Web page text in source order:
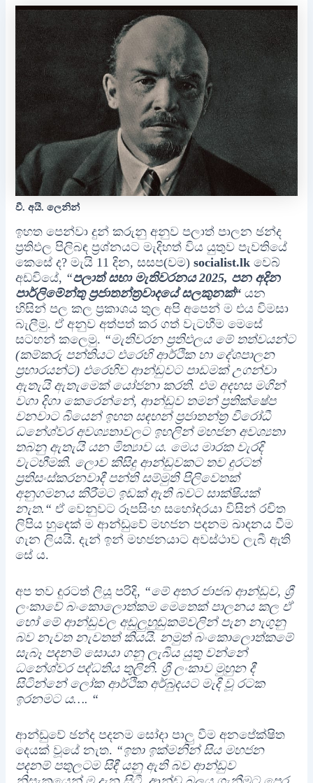
වී. අයි. ලෙනින්
ඉහත පෙන්වා දුන් කරුනු අනුව පලාත් පාලන ඡන්ද
ප්‍රතිඵල පිලිබඳ ප්‍රශ්නයට මැදිහත් විය යුතුව පැවතියේ
කෙසේ ද? මැයි 11 දින, සසප(වම)socialist.lkවෙබ්
අඩවියේ, “පලාත් සභා මැතිවරනය 2025, පන අදින
පාර්ලිමේන්තු ප්‍රජාතන්ත්‍රවාදයේ සලකුනක්“ යන
හිසින් පල කල ප්‍රකාශය තුල අපි අපෙන් ම එය විමසා
බැලීමු. ඒ අනුව අත්පත් කර ගත් වැටහීම මෙසේ
සටහන් කලෙමු. “මැතිවරන ප්‍රතිඵලය මේ තත්වයන්ට
(කම්කරු පන්තියට එරෙහි ආර්ථික හා දේශපාලන
ප්‍රහාරයන්ට) එරෙහිව ආන්ඩුවට පාඩමක් උගන්වා
ඇතැයි ඇතැමෙක් යෝජනා කරති. එම අදහස මගින්
වගා දිගා කෙරෙන්නේ, ආන්ඩුව තමන් ප්‍රතික්ෂේප
වනවාට බියෙන් ඉහත සඳහන් ප්‍රජාතන්ත්‍ර විරෝධී
ධනේශ්වර අවශ්‍යතාවලට ඉහලින් මහජන අවශ්‍යතා
තබනු ඇතැයි යන මිත්‍යාව ය. මෙය මාරක වැරදි
වැටහීමකි. ලොව කිසිදු ආන්ඩුවකට තව දුරටත්
ප්‍රතිසංස්කරනවාදී පන්ති සම්මුති පිලිවෙතක්
අනුගමනය කිරීමට ඉඩක් ඇති බවට සාක්ෂියක්
නැත.“ ඒ වෙනුවට රූපසිංහ සහෝදරයා විසින් රචිත
ලිපිය හුදෙක් ම ආන්ඩුවේ මහජන පදනම ඛාදනය වීම
ගැන ලියයි. දැන් ඉන් මහජනයාට අවස්ථාව ලැබී ඇති
සේ ය.
අප තව දුරටත් ලියූ පරිදි, “මේ අතර ජාජබ ආන්ඩුව, ශ්‍රී
ලංකාවේ බංකොලොත්කම මෙතෙක් පාලනය කල ඒ
හෝ මේ ආන්ඩුවල අඩුලුහුඬුකම්වලින් පැන නැගුනු
බව නැවත නැවතත් කියයි. නමුත් බංකොලොත්කමේ
සැබෑ පදනම් සොයා ගනු ලැබිය යුතු වන්නේ
ධනේශ්වර පද්ධතිය තුලිනි. ශ්‍රී ලංකාව මුහුන දී
සිටින්නේ ලෝක ආර්ථික අර්බුදයට මැදි වූ රටක
ඉරනමට ය…. “
ආන්ඩුවේ ඡන්ද පදනම සෝදා පාලු වීම අනපේක්ෂිත
දෙයක් වූයේ නැත. “ඉතා ඉක්මනින් සිය මහජන
පදනම් පතුලටම සිඳී යනු ඇති බව ආන්ඩුව